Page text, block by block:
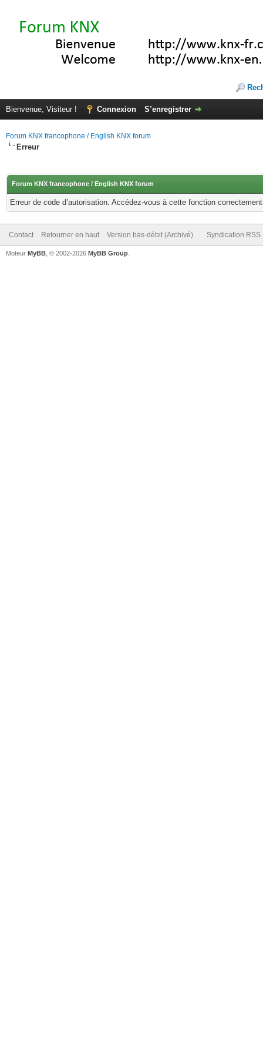
Bienvenue, Visiteur ! Connexion S’enregistrer
Forum KNX francophone / English KNX forum
Erreur
Forum KNX francophone / English KNX forum
Erreur de code d’autorisation. Accédez-vous à cette fonction
Contact Retourner en haut Version bas-débit (Archivé) Syndication RSS
Moteur MyBB , © 2002-2026 MyBB Group